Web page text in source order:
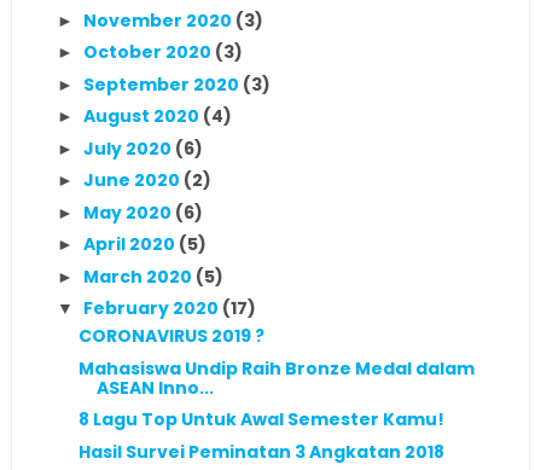
► November 2020 (3)
► October 2020 (3)
► September 2020 (3)
► August 2020 (4)
► July 2020 (6)
► June 2020 (2)
► May 2020 (6)
► April 2020 (5)
► March 2020 (5)
▼ February 2020 (17)
CORONAVIRUS 2019 ?
Mahasiswa Undip Raih Bronze Medal dalam
ASEAN Inno...
8 Lagu Top Untuk Awal Semester Kamu!
Hasil Survei Peminatan 3 Angkatan 2018